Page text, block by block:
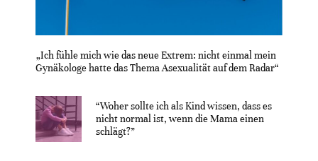
„Ich fühle mich wie das neue Extrem: nicht einmal mein
Gynäkologe hatte das Thema Asexualität auf dem Radar“
“Woher sollte ich als Kind wissen, dass es
nicht normal ist, wenn die Mama einen
schlägt?”